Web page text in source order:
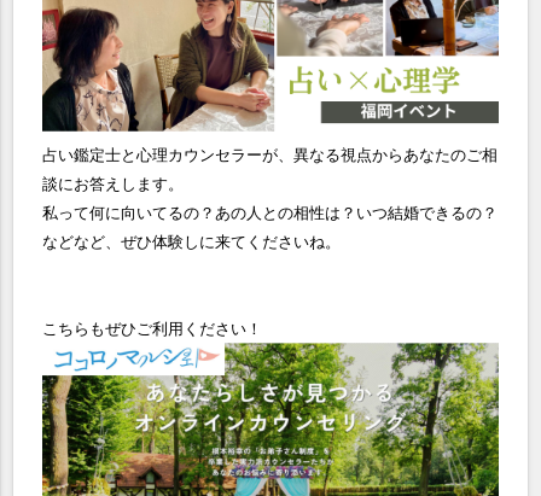
占い鑑定士と心理カウンセラーが、異なる視点からあなたのご相
談にお答えします。
私って何に向いてるの？あの人との相性は？いつ結婚できるの？
などなど、ぜひ体験しに来てくださいね。
こちらもぜひご利用ください！